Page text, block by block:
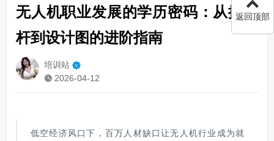
无人机职业发展的学历密码：从操作
杆到设计图的进阶指南
培训站
2026-04-12
低空经济风口下，百万人材缺口让无人机行业成为就
返回顶部